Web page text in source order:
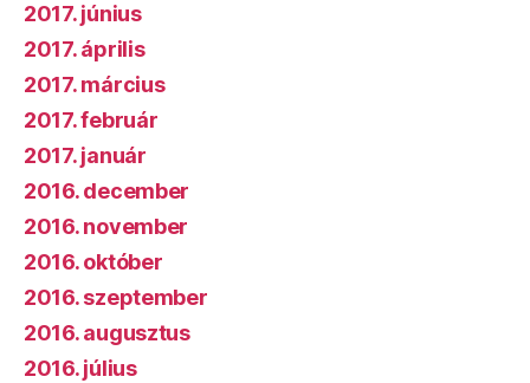
2017. június
2017. április
2017. március
2017. február
2017. január
2016. december
2016. november
2016. október
2016. szeptember
2016. augusztus
2016. július